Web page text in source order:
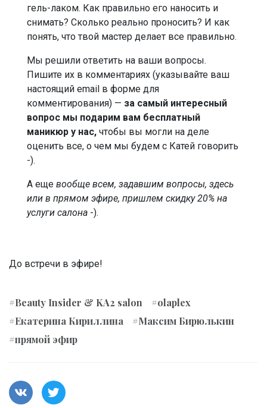
гель-лаком. Как правильно его наносить и
снимать? Сколько реально проносить? И как
понять, что твой мастер делает все правильно.
Мы решили ответить на ваши вопросы.
Пишите их в комментариях (указывайте ваш
настоящий email в форме для
комментирования) — за самый интересный
вопрос мы подарим вам бесплатный
маникюр у нас, чтобы вы могли на деле
оценить все, о чем мы будем с Катей говорить
-).
А еще вообще всем, задавшим вопросы, здесь
или в прямом эфире, пришлем скидку 20% на
услуги салона -).
До встречи в эфире!
#Beauty Insider & KA2 salon
#olaplex
#Екатерина Кириллина
#Максим Бирюлькин
#прямой эфир